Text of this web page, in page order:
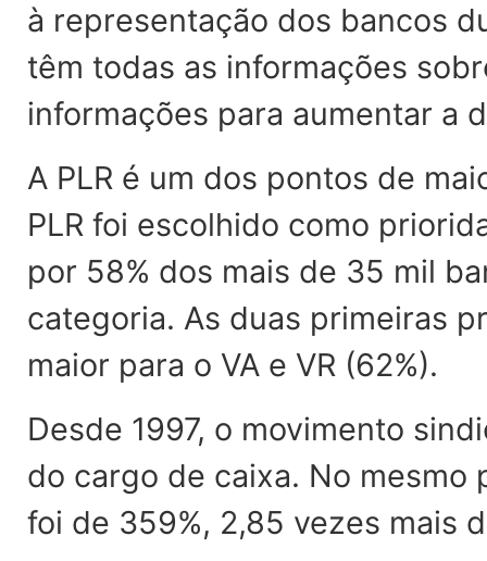
à representação dos bancos
têm todas as informações
informações para aumentar a
A PLR é um dos pontos de
PLR foi escolhido como
por 58% dos mais de 35 mil
categoria. As duas primeiras
maior para o VA e VR (62%).
Desde 1997, o movimento
do cargo de caixa. No
foi de 359%, 2,85 vezes mais